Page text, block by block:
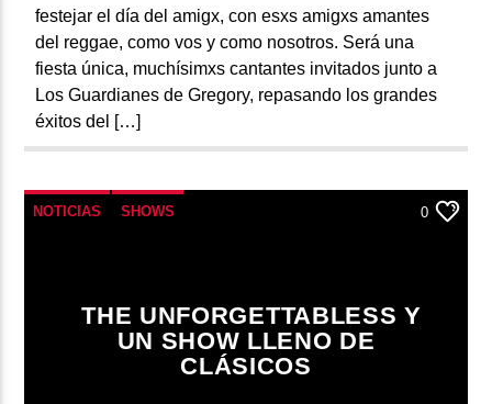
festejar el día del amigx, con esxs amigxs amantes
del reggae, como vos y como nosotros. Será una
fiesta única, muchísimxs cantantes invitados junto a
Los Guardianes de Gregory, repasando los grandes
éxitos del […]
NOTICIAS SHOWS 0
THE UNFORGETTABLESS Y
UN SHOW LLENO DE
CLÁSICOS